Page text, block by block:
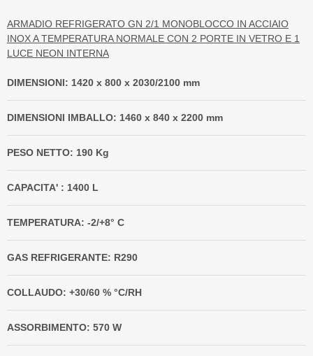
ARMADIO REFRIGERATO GN 2/1 MONOBLOCCO IN ACCIAIO
INOX A TEMPERATURA NORMALE CON 2 PORTE IN VETRO E 1
LUCE NEON INTERNA
DIMENSIONI: 1420 x 800 x 2030/2100 mm
DIMENSIONI IMBALLO: 1460 x 840 x 2200 mm
PESO NETTO: 190 Kg
CAPACITA' : 1400 L
TEMPERATURA: -2/+8° C
GAS REFRIGERANTE: R290
COLLAUDO: +30/60 % °C/RH
ASSORBIMENTO: 570 W